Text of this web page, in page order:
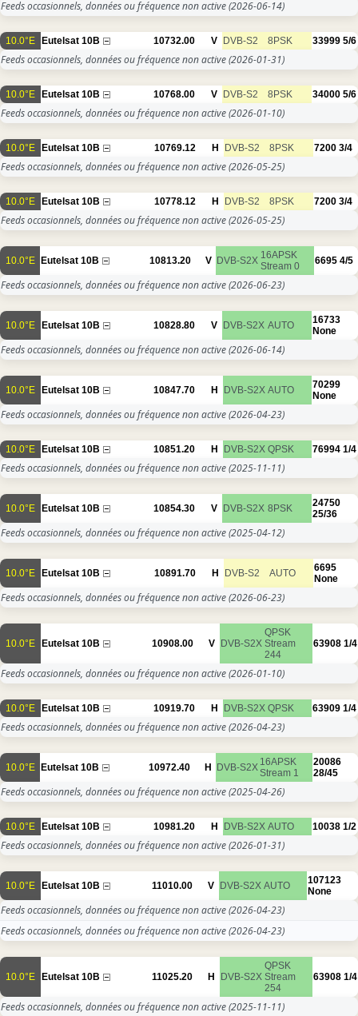
Feeds occasionnels, données ou fréquence non active(2026-06-14)
10.0°E Eutelsat 10B 10732.00 V DVB-S2 8PSK 33999 5/6
Feeds occasionnels, données ou fréquence non active(2026-01-31)
10.0°E Eutelsat 10B 10768.00 V DVB-S2 8PSK 34000 5/6
Feeds occasionnels, données ou fréquence non active(2026-01-10)
10.0°E Eutelsat 10B 10769.12 H DVB-S2 8PSK 7200 3/4
Feeds occasionnels, données ou fréquence non active(2026-05-25)
10.0°E Eutelsat 10B 10778.12 H DVB-S2 8PSK 7200 3/4
Feeds occasionnels, données ou fréquence non active(2026-05-25)
10.0°E Eutelsat 10B 10813.20 V DVB-S2X 16APSK
Stream 0
6695 4/5
Feeds occasionnels, données ou fréquence non active(2026-06-23)
10.0°E Eutelsat 10B 10828.80 V DVB-S2X AUTO
16733
None
Feeds occasionnels, données ou fréquence non active(2026-06-14)
10.0°E Eutelsat 10B 10847.70 H DVB-S2X AUTO
70299
None
Feeds occasionnels, données ou fréquence non active(2026-04-23)
10.0°E Eutelsat 10B 10851.20 H DVB-S2X QPSK 76994 1/4
Feeds occasionnels, données ou fréquence non active(2025-11-11)
10.0°E Eutelsat 10B 10854.30 V DVB-S2X 8PSK
24750
25/36
Feeds occasionnels, données ou fréquence non active(2025-04-12)
10.0°E Eutelsat 10B 10891.70 H DVB-S2 AUTO
6695
None
Feeds occasionnels, données ou fréquence non active(2026-06-23)
10.0°E Eutelsat 10B 10908.00 V DVB-S2X
QPSK
Stream
244
63908 1/4
Feeds occasionnels, données ou fréquence non active(2026-01-10)
10.0°E Eutelsat 10B 10919.70 H DVB-S2X QPSK 63909 1/4
Feeds occasionnels, données ou fréquence non active(2026-04-23)
10.0°E Eutelsat 10B 10972.40 H DVB-S2X 16APSK
Stream 1
20086
28/45
Feeds occasionnels, données ou fréquence non active(2025-04-26)
10.0°E Eutelsat 10B 10981.20 H DVB-S2X AUTO 10038 1/2
Feeds occasionnels, données ou fréquence non active(2026-01-31)
10.0°E Eutelsat 10B 11010.00 V DVB-S2X AUTO
107123
None
Feeds occasionnels, données ou fréquence non active(2026-04-23)
Feeds occasionnels, données ou fréquence non active(2026-04-23)
10.0°E Eutelsat 10B 11025.20 H DVB-S2X
QPSK
Stream
254
63908 1/4
Feeds occasionnels, données ou fréquence non active(2025-11-11)